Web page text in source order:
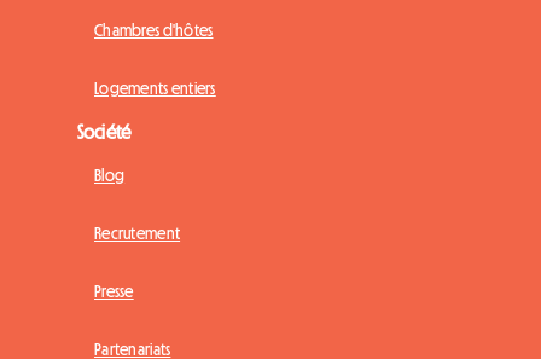
Chambres d'hôtes
Logements entiers
Société
Blog
Recrutement
Presse
Partenariats